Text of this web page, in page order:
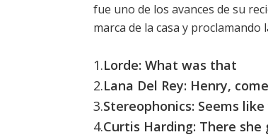
fue uno de los avances de su
marca de la casa y
1.Lorde: What was that
2.Lana Del Rey: Henry,
3.Stereophonics: Seems
4.Curtis Harding: There she